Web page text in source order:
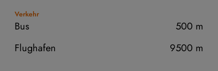
Verkehr
Bus
500 m
Flughafen
9500 m